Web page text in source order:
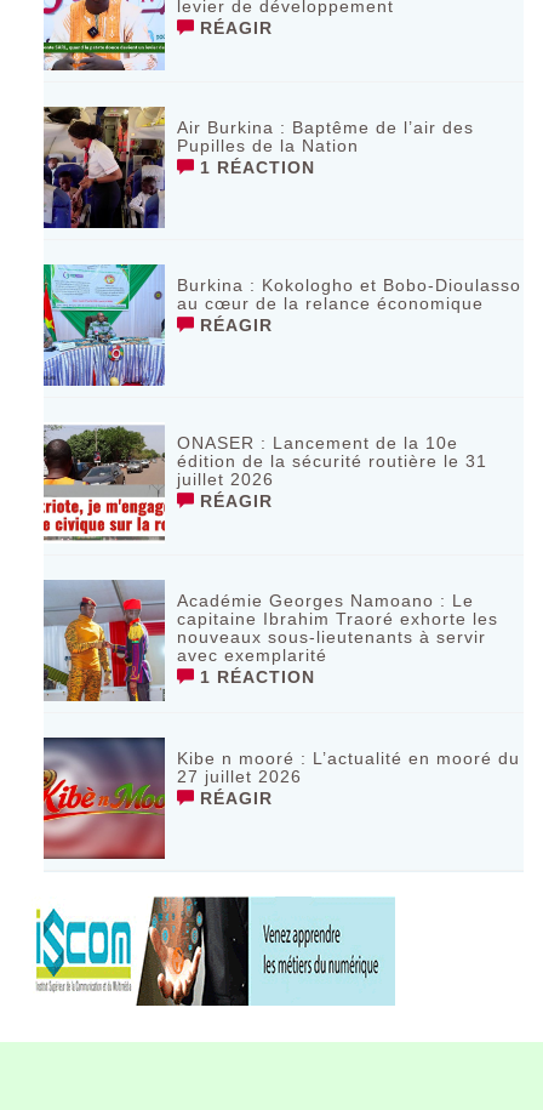
levier de développement
RÉAGIR
Air Burkina : Baptême de l’air des
Pupilles de la Nation
1 RÉACTION
Burkina : Kokologho et Bobo-Dioulasso
au cœur de la relance économique
RÉAGIR
ONASER : Lancement de la 10e
édition de la sécurité routière le 31
juillet 2026
RÉAGIR
Académie Georges Namoano : Le
capitaine Ibrahim Traoré exhorte les
nouveaux sous-lieutenants à servir
avec exemplarité
1 RÉACTION
Kibe n mooré : L’actualité en mooré du
27 juillet 2026
RÉAGIR